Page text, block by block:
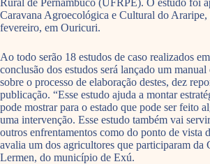
Caravana Agroecológica e Cultural do Araripe,
fevereiro, em Ouricuri.
Ao todo serão 18 estudos de caso realizados
conclusão dos estudos será lançado um
sobre o processo de elaboração destes, dez
publicação. “Esse estudo ajuda a montar
pode mostrar para o estado que pode ser feito
uma intervenção. Esse estudo também vai
outros enfrentamentos como do ponto de vista
avalia um dos agricultores que participaram da
Lermen, do município de Exú.